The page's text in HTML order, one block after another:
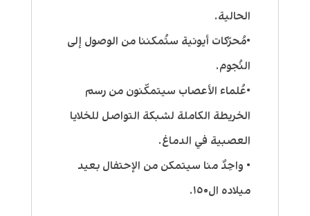
الحالية.
•مُحرّكات أيونية ستُمكننا من الوصول إلى
النُجوم.
•عُلماء الأعصاب سيتمكّنون من رسم
الخريطة الكاملة لشبكة التواصل للخلايا
العصبية في الدماغ.
• واحِدٌ منا سيتمكن من الإحتفال بعيد
ميلاده ال١٥٠.